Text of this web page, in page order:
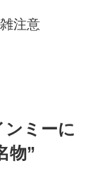
注意
ンミーに
物”